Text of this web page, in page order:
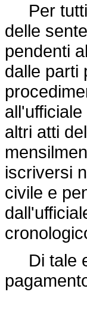
Per tutti
delle
pendenti
dalle parti
altri atti
iscriversi
civile e
Di tale